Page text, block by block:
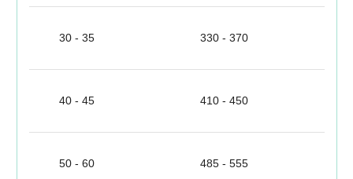
30 - 35 330 - 370
40 - 45 410 - 450
50 - 60 485 - 555